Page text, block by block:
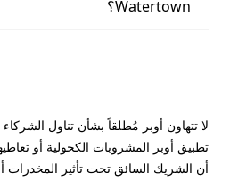
Watertown؟
لا تتهاون أوبر مُطلقاً بشأن تناول
تطبيق أوبر المشروبات الكحولية أو
أن الشريك السائق تحت تأثير المخدرات